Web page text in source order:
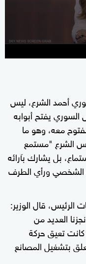
أحمد الشرع، ليس
يفتح أبوابه
معه، وهو ما
الشرع "مستمع
بل يشارك بآرائه
الشخصي ورأي الطرف
الرئيس، قال الوزير:
العديد من
كانت تعيق حركة
بتشغيل المصانع